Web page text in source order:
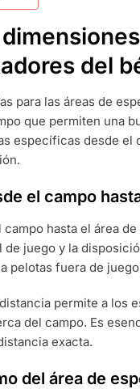
ASIENTOS,
SEGURIDAD
del
para las áreas de
que permiten una
específicas desde el
el campo
hasta el área
juego y la
pelotas fuera de
permite a los
del campo. Es
exacta.
del área de